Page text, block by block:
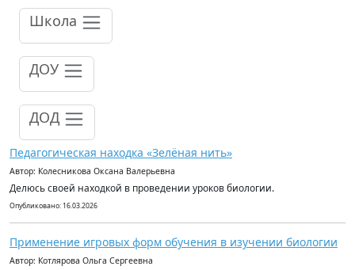
Школа
ДОУ
ДОД
Педагогическая находка «Зелёная нить»
Автор: Колесникова Оксана Валерьевна
Делюсь своей находкой в проведении уроков биологии.
Опубликовано: 16.03.2026
Применение игровых форм обучения в изучении биологии
Автор: Котлярова Ольга Сергеевна